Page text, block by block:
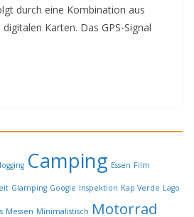
durch eine Kombination aus
Karten. Das GPS-Signal
Camping Essen Film
Glamping Google Inspektion Kap Verde Lago
Messen Minimalistisch Motorrad